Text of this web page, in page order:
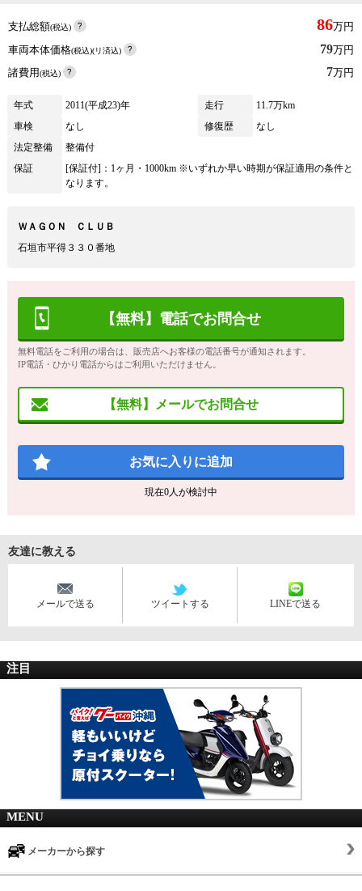
支払総額(税込) 86万円
車両本体価格(税込)(リ済込) 79万円
諸費用(税込) 7万円
年式 2011(平成23)年 走行
11.7万km
車検
なし 修復歴
なし
法定整備
整備付
保証
[保証付]：1ヶ月・1000km ※いずれか早い時期が保証適用の条件と
なります。
ＷＡＧＯＮ ＣＬＵＢ
石垣市平得３３０番地
【無料】電話でお問合せ
無料電話をご利用の場合は、販売店へお客様の電話番号が通知されます。
IP電話・ひかり電話からはご利用いただけません。
【無料】メールでお問合せ
お気に入りに追加
現在0人が検討中
友達に教える
メールで送る ツイートする LINEで送る
注目
MENU
メーカーから探す